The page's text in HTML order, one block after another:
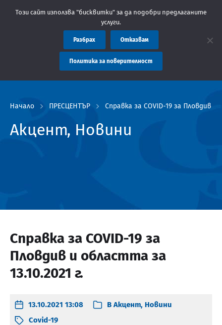
администрация Пловдив препоръчва заплащането на
Начало ПРЕСЦЕНТЪР Справка за COVID-19 за Пловдив и
Акцент, Новини
Справка за COVID-19 за
Пловдив и областта за
13.10.2021 г.
13.10.2021 13:08 В Акцент, Новини
Covid-19
Този сайт използва "бисквитки" за да подобри предлаганите
услуги.
Разбрах Отказвам
Политика за поверителност